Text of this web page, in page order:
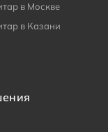
в Москве
в Казани